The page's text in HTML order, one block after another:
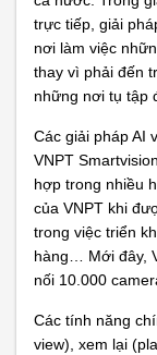
trực tiếp, giải
nơi làm việc
thay vì phải đến
những nơi tụ tập
Các giải pháp AI
VNPT
hợp trong nhiều
của VNPT khi
trong việc triển
hàng… Mới đây,
nối 10.000
Các tính năng
view), xem lại